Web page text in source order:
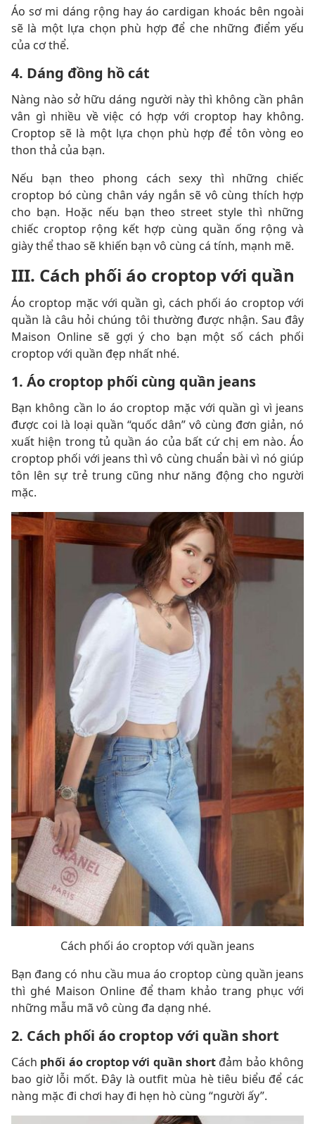
Áo sơ mi dáng rộng hay áo cardigan khoác bên ngoài
sẽ là một lựa chọn phù hợp để che những điểm yếu
của cơ thể.
4. Dáng đồng hồ cát
Nàng nào sở hữu dáng người này thì không cần phân
vân gì nhiều về việc có hợp với croptop hay không.
Croptop sẽ là một lựa chọn phù hợp để tôn vòng eo
thon thả của bạn.
Nếu bạn theo phong cách sexy thì những chiếc
croptop bó cùng chân váy ngắn sẽ vô cùng thích hợp
cho bạn. Hoặc nếu bạn theo street style thì những
chiếc croptop rộng kết hợp cùng quần ống rộng và
giày thể thao sẽ khiến bạn vô cùng cá tính, mạnh mẽ.
III. Cách phối áo croptop với quần
Áo croptop mặc với quần gì, cách phối áo croptop với
quần là câu hỏi chúng tôi thường được nhận. Sau đây
Maison Online sẽ gợi ý cho bạn một số cách phối
croptop với quần đẹp nhất nhé.
1. Áo croptop phối cùng quần jeans
Bạn không cần lo áo croptop mặc với quần gì vì jeans
được coi là loại quần “quốc dân” vô cùng đơn giản, nó
xuất hiện trong tủ quần áo của bất cứ chị em nào. Áo
croptop phối với jeans thì vô cùng chuẩn bài vì nó giúp
tôn lên sự trẻ trung cũng như năng động cho người
mặc.
Cách phối áo croptop với quần jeans
Bạn đang có nhu cầu mua áo croptop cùng quần jeans
thì ghé Maison Online để tham khảo trang phục với
những mẫu mã vô cùng đa dạng nhé.
2. Cách phối áo croptop với quần short
Cách phối áo croptop với quần short đảm bảo không
bao giờ lỗi mốt. Đây là outfit mùa hè tiêu biểu để các
nàng mặc đi chơi hay đi hẹn hò cùng “người ấy”.